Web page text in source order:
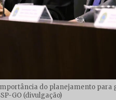
do planejamento
GO (divulgação)